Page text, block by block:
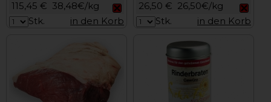
115,45 € 38,48€/kg
Stk.
in den Korb
26,50 € 26,50€/kg
Stk.
in den Korb